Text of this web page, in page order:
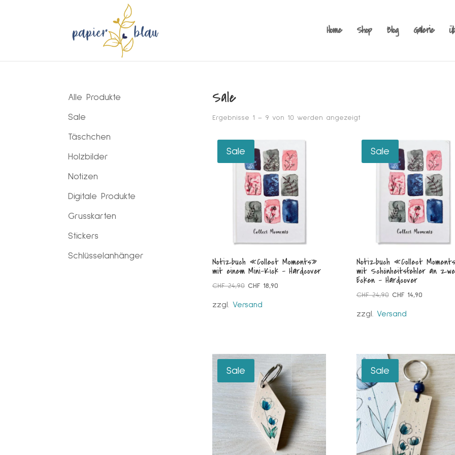
Home Shop Blog Galerie
Sale
Ergebnisse 1 – 9 von 10 werden angezeigtNach
sortiert
Sale
Notizbuch «Collect Moments»
mit einem Mini-Kick – Hardcover
CHF24,90 Ursprünglicher
war:
CHF18,90Aktueller
zzgl. Versand
Sale
Notizbuch «Collect
mit Schönheitsfehler an
Ecken – Hardcover
CHF24,90 Ursprünglicher
war:
CHF14,90Aktueller
zzgl. Versand
Sale Sale
Alle Produkte
Sale
Täschchen
Holzbilder
Notizen
Digitale Produkte
Grusskarten
Stickers
Schlüsselanhänger